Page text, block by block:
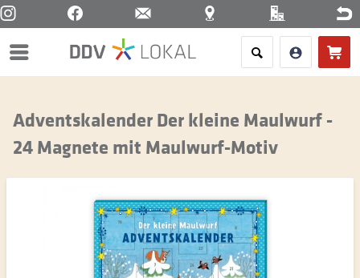
Menü
Adventskalender Der kleine Maulwurf -
24 Magnete mit Maulwurf-Motiv